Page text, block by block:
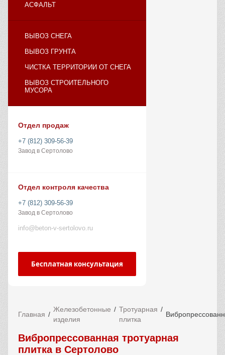
АСФАЛЬТ
ВЫВОЗ СНЕГА
ВЫВОЗ ГРУНТА
ЧИСТКА ТЕРРИТОРИИ ОТ СНЕГА
ВЫВОЗ СТРОИТЕЛЬНОГО
МУСОРА
Отдел продаж
+7 (812) 309-56-39
Завод в Сертолово
Отдел контроля качества
+7 (812) 309-56-39
Завод в Сертолово
info@beton-v-sertolovo.ru
Бесплатная консультация
Главная
Железобетонные
изделия
Тротуарная
плитка
Вибропрессованная тротуарная
плитка в Сертолово